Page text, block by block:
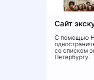
С помощью
со списком
Петербургу.
Сайт